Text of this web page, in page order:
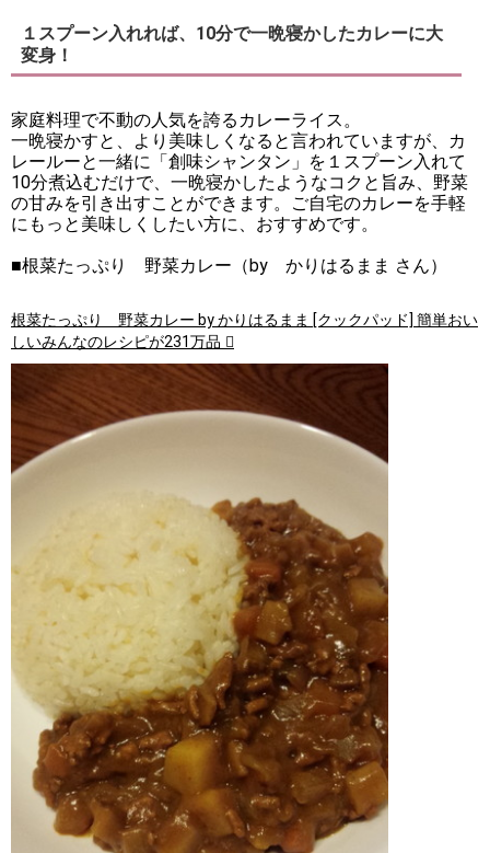
１スプーン入れれば、10分で一晩寝かしたカレーに大
変身！
家庭料理で不動の人気を誇るカレーライス。
一晩寝かすと、より美味しくなると言われていますが、カ
レールーと一緒に「創味シャンタン」を１スプーン入れて
10分煮込むだけで、一晩寝かしたようなコクと旨み、野菜
の甘みを引き出すことができます。ご自宅のカレーを手軽
にもっと美味しくしたい方に、おすすめです。
■根菜たっぷり 野菜カレー（by かりはるまま さん）
根菜たっぷり 野菜カレー by かりはるまま [クックパッド] 簡単おい
しいみんなのレシピが231万品